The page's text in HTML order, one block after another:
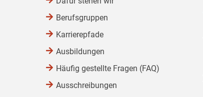
Berufsgruppen
Karrierepfade
Ausbildungen
Häufig gestellte Fragen (FAQ)
Ausschreibungen